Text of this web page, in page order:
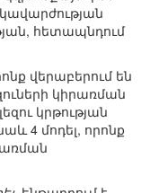
հետապնդում
վերաբերում են
կիրառման
կրթության
4 մոդել, որոնք